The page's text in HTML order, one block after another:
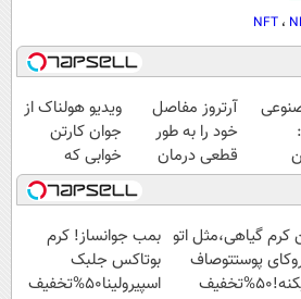
،
|
قسطی
آرتروز مفاصل
خود را به طور
قطعی درمان
کنید!
◗پرسش‌نامه◖
ویدیو هولناک از
جوان کارتن
خوابی که
میلیاردر شد.
آموزش رایگان
کرم گیاهی،مثل اتو
پوستتوصاف
بمب جوانساز! کرم
بوتاکس جلبک
اسپیرولینا50%تخفیف